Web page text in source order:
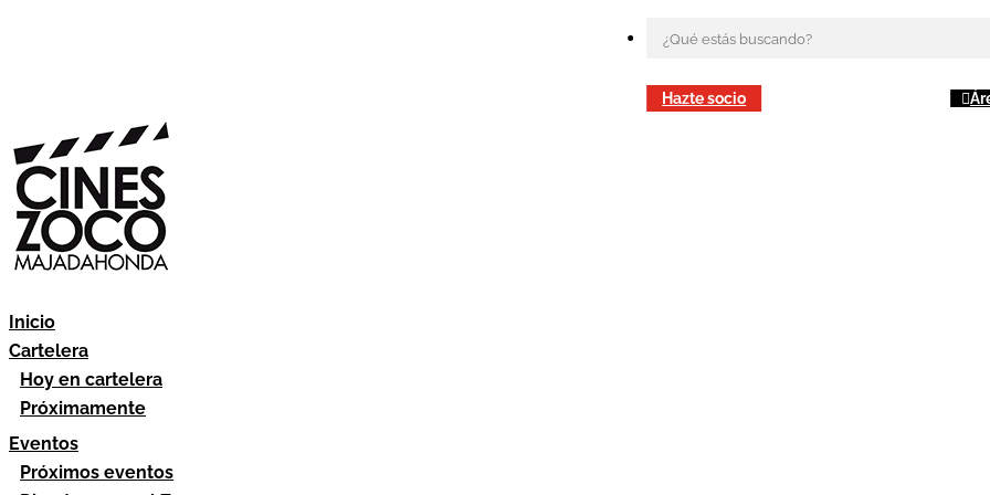
Hazte socio
Inicio
Cartelera
Hoy en cartelera
Próximamente
Eventos
Próximos eventos